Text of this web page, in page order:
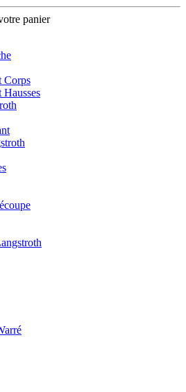
panier
Corps
Hausses